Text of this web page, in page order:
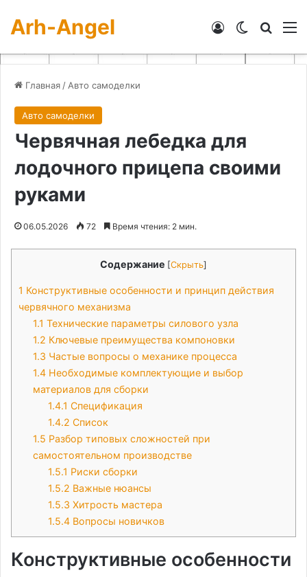
Arh-Angel Switch skin
Войти
Главная / Авто самоделки
Авто самоделки
Червячная лебедка для
лодочного прицепа своими
руками
06.05.2026 72 Время чтения: 2 мин.
Содержание [Скрыть]
1 Конструктивные особенности и принцип действия
червячного механизма
1.1 Технические параметры силового узла
1.2 Ключевые преимущества компоновки
1.3 Частые вопросы о механике процесса
1.4 Необходимые комплектующие и выбор
материалов для сборки
1.4.1 Спецификация
1.4.2 Список
1.5 Разбор типовых сложностей при
самостоятельном производстве
1.5.1 Риски сборки
1.5.2 Важные нюансы
1.5.3 Хитрость мастера
1.5.4Вопросы новичков
Конструктивные особенности